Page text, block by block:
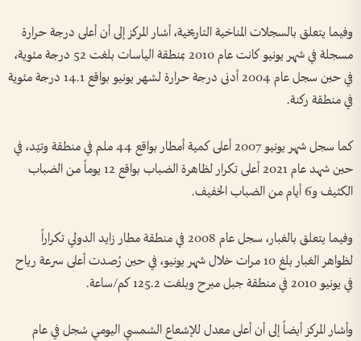
وفيما يتعلق بالسجلات المناخية التاريخية، أشار المركز إلى أن أعلى درجة حرارة
مسجلة في شهر يونيو كانت عام 2010 بمنطقة الياسات بلغت 52 درجة مئوية،
في حين سجل عام 2004 أدنى درجة حرارة لشهر يونيو بواقع 14.1 درجة مئوية
في منطقة ركنة.
كما سجل شهر يونيو 2007 أعلى كمية أمطار بواقع 44 ملم في منطقة وتيّد، في
حين شهد عام 2021 أعلى تكرار لظاهرة الضباب بواقع 12 يوماً من الضباب
الكثيف و6 أيام من الضباب الخفيف.
وفيما يتعلق بالغبار، سجل عام 2008 في منطقة مطار زايد الدولي تكراراً
لظواهر الغبار بلغ 10 مرات خلال شهر يونيو، في حين رُصدت أعلى سرعة رياح
في يونيو 2010 في منطقة جبل مبرح وبلغت 125.2 كم/ساعة.
وأشار المركز أيضاً إلى أن أعلى معدل للإشعاع الشمسي اليومي سُجل في عام